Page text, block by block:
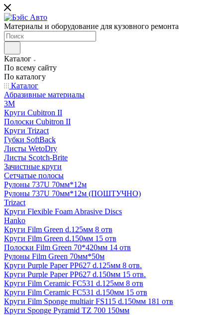
Материалы и оборудование для кузовного ремонта
Каталог
По всему сайту
По каталогу
Каталог
Абразивные материалы
3M
Круги Cubitron II
Полоски Cubitron II
Круги Trizact
Губки SoftBack
Листы WetoDry
Листы Scotch-Brite
Зачистные круги
Сетчатые полосы
Рулоны 737U 70мм*12м
Рулоны 737U 70мм*12м (ПОШТУЧНО)
Trizact
Круги Flexible Foam Abrasive Discs
Hanko
Круги Film Green d.125мм 8 отв
Круги Film Green d.150мм 15 отв
Полоски Film Green 70*420мм 14 отв
Рулоны Film Green 70мм*50м
Круги Purple Paper PP627 d.125мм 8 отв.
Круги Purple Paper PP627 d.150мм 15 отв.
Круги Film Ceramic FC531 d.125мм 8 отв
Круги Film Ceramic FC531 d.150мм 15 отв
Круги Film Sponge multiair FS115 d.150мм 181 отв
Круги Sponge Pyramid TZ 700 150мм